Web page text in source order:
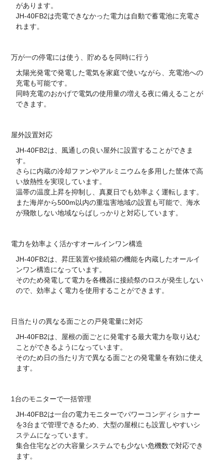
があります。
JH-40FB2は売電できなかった電力は自動で蓄電池に充電さ
れます。
万が一の停電には使う、貯めるを同時に行う
太陽光発電で発電した電気を家庭で使いながら、充電池への
充電も可能です。
同時充電のおかげで電気の使用量の増える夜に備えることが
できます。
屋外設置対応
JH-40FB2は、風通しの良い屋外に設置することができま
す。
さらに内蔵の冷却ファンやアルミニウムを多用した筐体で高
い放熱性を実現しています。
温帯の温度上昇を抑制し、真夏日でも効率よく運転します。
また海岸から500m以内の重塩害地域の設置も可能で、海水
が飛散しない地域ならばしっかりと対応しています。
電力を効率よく活かすオールインワン構造
JH-40FB2は、昇圧装置や接続箱の機能を内蔵したオールイ
ンワン構造になっています。
そのため発電して電力を各機器に接続祭のロスが発生しない
ので、効率よく電力を使用することができます。
日当たりの異なる面ごとの戸発電量に対応
JH-40FB2は、屋根の面ごとに発電する最大電力を取り込む
ことができるようになっています。
そのため日の当たり方で異なる面ごとの発電量を有効に使え
ます。
1台のモニターで一括管理
JH-40FB2は一台の電力モニターでパワーコンディショナー
を3台まで管理できるため、大型の屋根にも設置しやすいシ
ステムになっています。
集合住宅などの大容量システムでも少ない危機数で対応でき
ます。